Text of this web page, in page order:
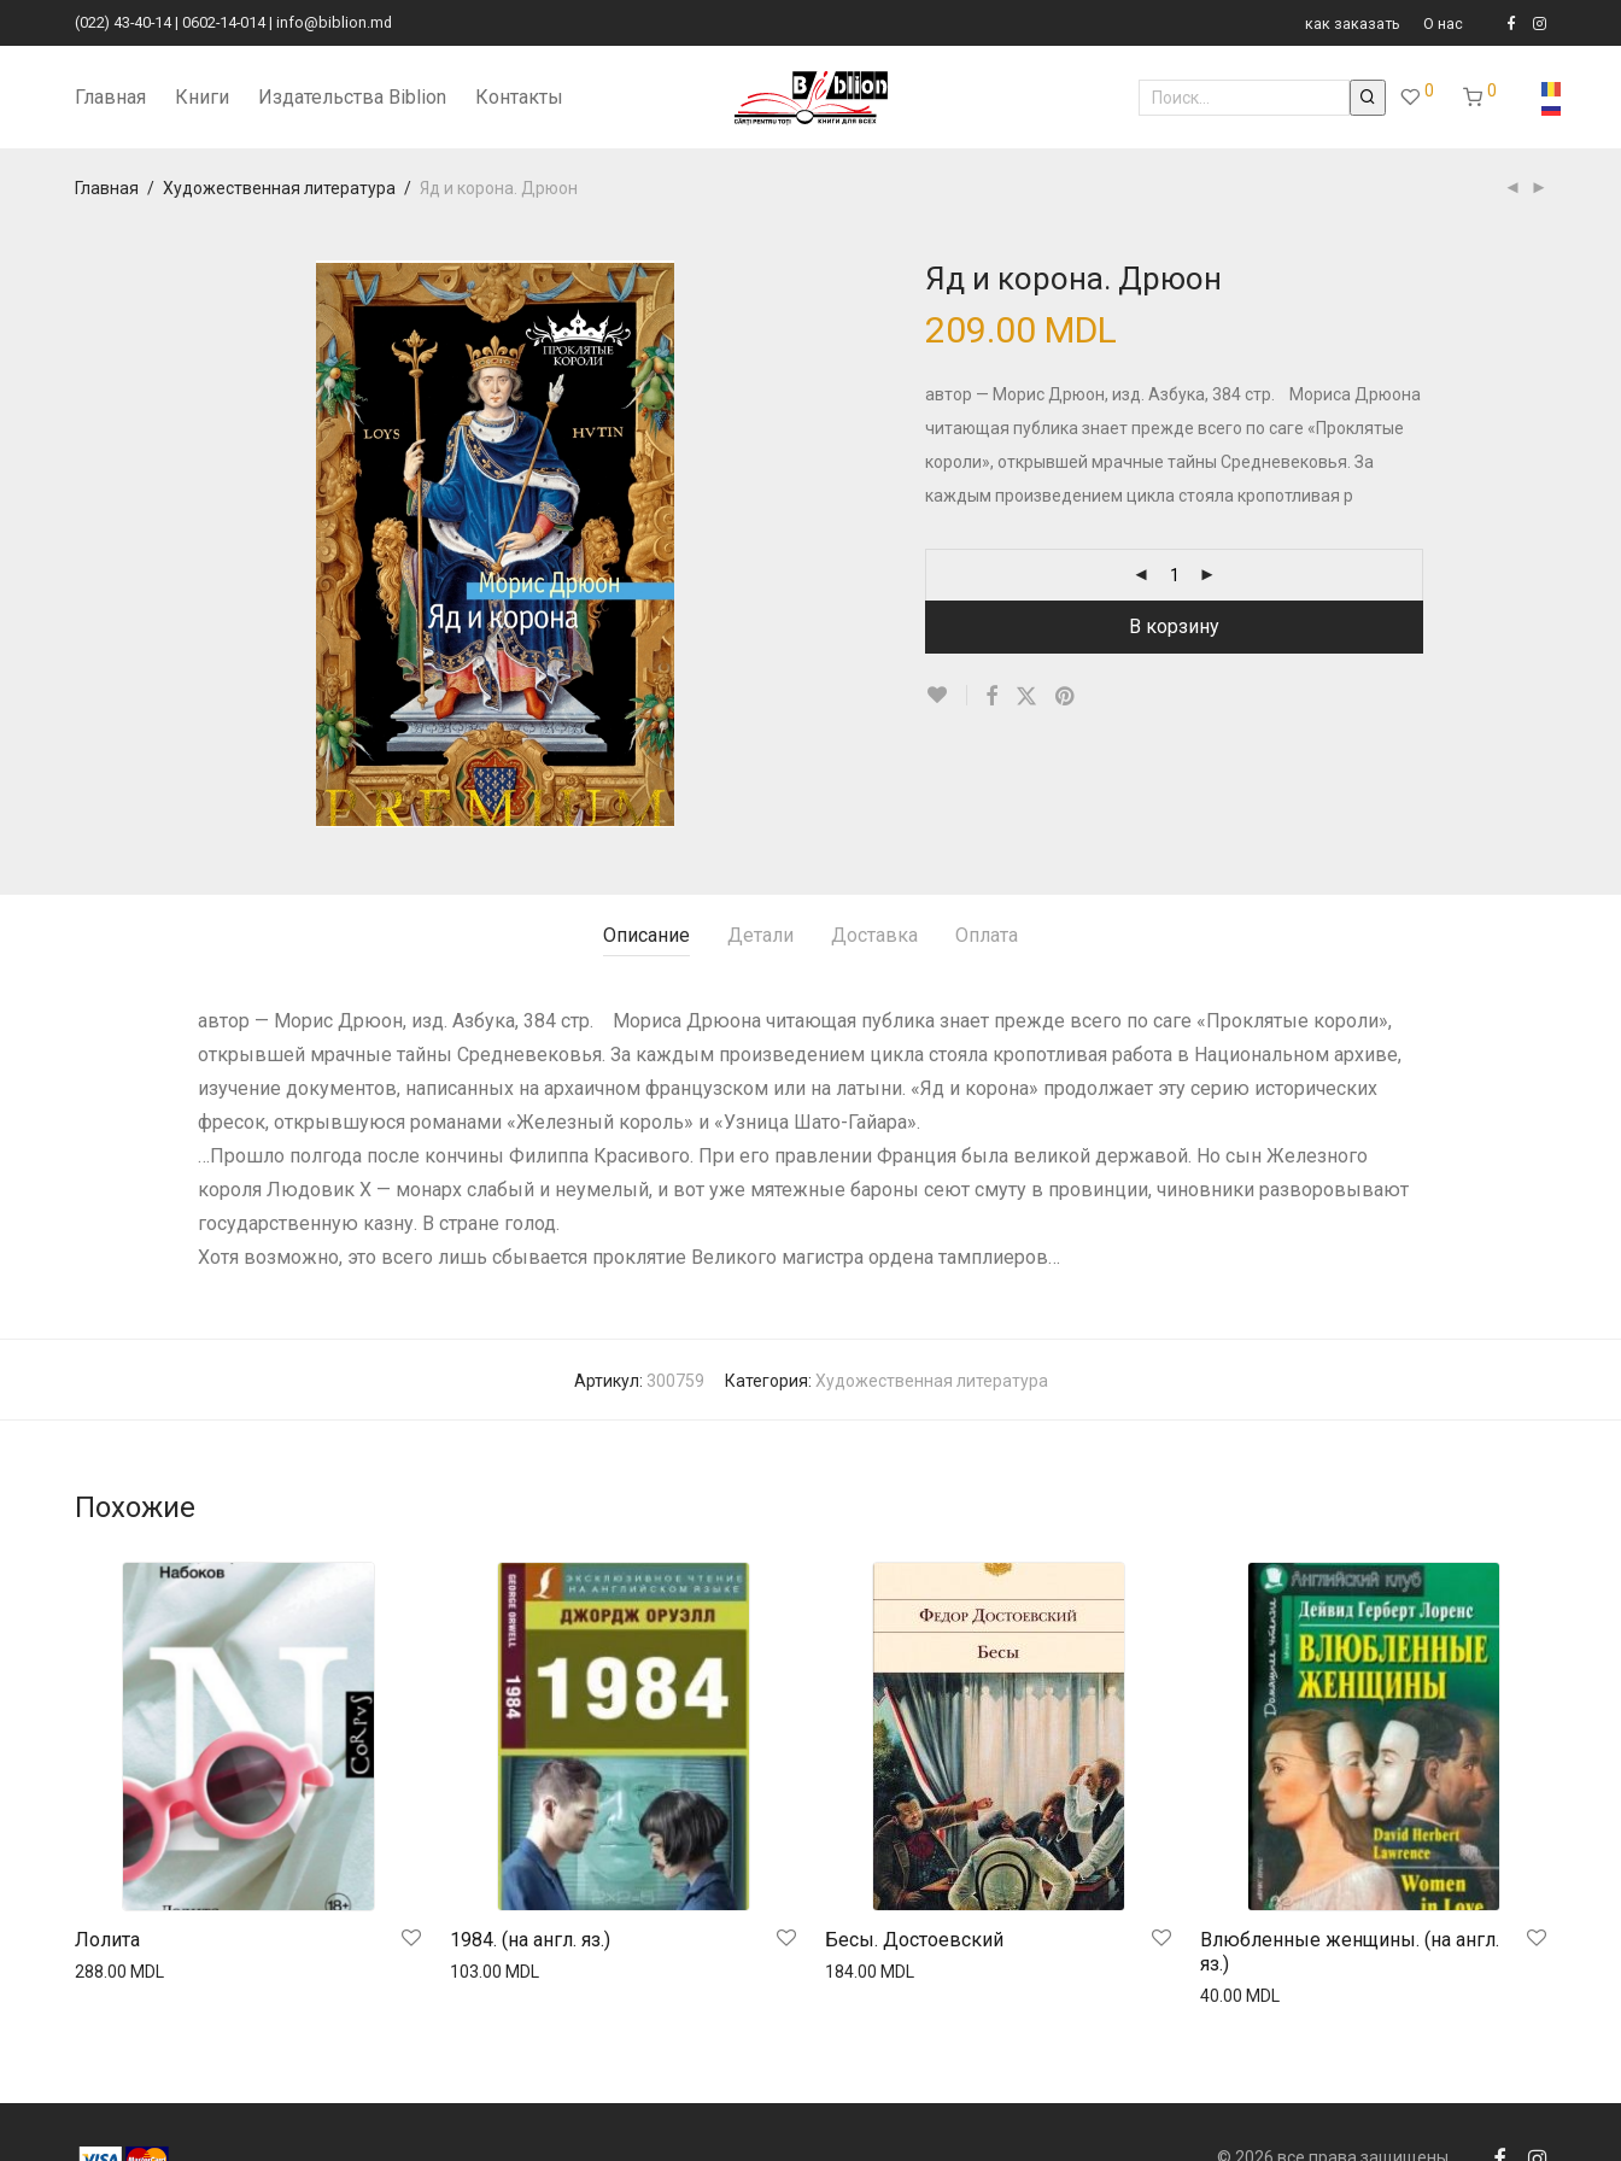
(022) 43-40-14| 0602-14-014| info@biblion.md как заказать О нас
Главная Книги Издательства Biblion Контакты 0 0
Главная / Художественная литература / Яд и корона. Дрюон
Яд и корона. Дрюон
209.00 MDL
автор — Морис Дрюон, изд. Азбука, 384 стр. Мориса Дрюона
читающая публика знает прежде всего по саге «Проклятые
короли», открывшей мрачные тайны Средневековья. За
каждым произведением цикла стояла кропотливая р
В корзину
Описание Детали Доставка Оплата
автор — Морис Дрюон, изд. Азбука, 384 стр. Мориса Дрюона читающая публика знает прежде всего по саге «Проклятые короли»,
открывшей мрачные тайны Средневековья. За каждым произведением цикла стояла кропотливая работа в Национальном архиве,
изучение документов, написанных на архаичном французском или на латыни. «Яд и корона» продолжает эту серию исторических
фресок, открывшуюся романами «Железный король» и «Узница Шато-Гайара».
…Прошло полгода после кончины Филиппа Красивого. При его правлении Франция была великой державой. Но сын Железного
короля Людовик Х — монарх слабый и неумелый, и вот уже мятежные бароны сеют смуту в провинции, чиновники разворовывают
государственную казну. В стране голод.
Хотя возможно, это всего лишь сбывается проклятие Великого магистра ордена тамплиеров…
Артикул: 300759 Категория: Художественная литература
Похожие
Лолита
288.00 MDL
1984. (на англ. яз.)
103.00 MDL
Бесы. Достоевский
184.00 MDL
Влюбленные женщины. (на англ.
яз.)
40.00 MDL